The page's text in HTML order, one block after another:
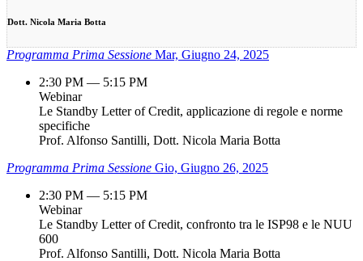
Dott. Nicola Maria Botta
Programma Prima Sessione Mar, Giugno 24, 2025
2:30 PM — 5:15 PM
Webinar
Le Standby Letter of Credit, applicazione di regole e norme
specifiche
Prof. Alfonso Santilli, Dott. Nicola Maria Botta
Programma Prima Sessione Gio, Giugno 26, 2025
2:30 PM — 5:15 PM
Webinar
Le Standby Letter of Credit, confronto tra le ISP98 e le NUU
600
Prof. Alfonso Santilli, Dott. Nicola Maria Botta